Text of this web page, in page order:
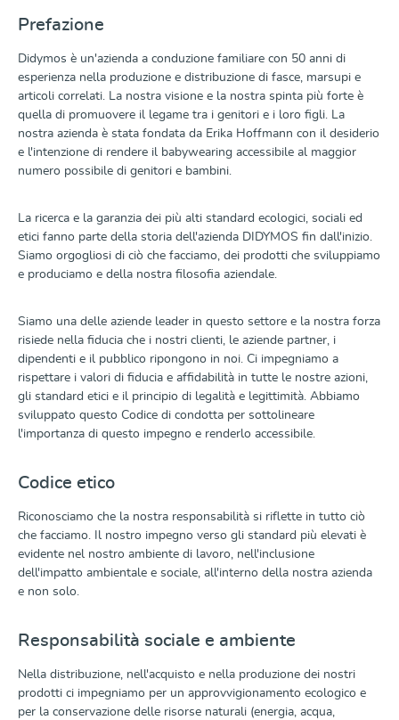
Prefazione
Didymos è un'azienda a conduzione familiare con 50 anni di
esperienza nella produzione e distribuzione di fasce, marsupi e
articoli correlati. La nostra visione e la nostra spinta più forte è
quella di promuovere il legame tra i genitori e i loro figli. La
nostra azienda è stata fondata da Erika Hoffmann con il desiderio
e l'intenzione di rendere il babywearing accessibile al maggior
numero possibile di genitori e bambini.
La ricerca e la garanzia dei più alti standard ecologici, sociali ed
etici fanno parte della storia dell'azienda DIDYMOS fin dall'inizio.
Siamo orgogliosi di ciò che facciamo, dei prodotti che sviluppiamo
e produciamo e della nostra filosofia aziendale.
Siamo una delle aziende leader in questo settore e la nostra forza
risiede nella fiducia che i nostri clienti, le aziende partner, i
dipendenti e il pubblico ripongono in noi. Ci impegniamo a
rispettare i valori di fiducia e affidabilità in tutte le nostre azioni,
gli standard etici e il principio di legalità e legittimità. Abbiamo
sviluppato questo Codice di condotta per sottolineare
l'importanza di questo impegno e renderlo accessibile.
Codice etico
Riconosciamo che la nostra responsabilità si riflette in tutto ciò
che facciamo. Il nostro impegno verso gli standard più elevati è
evidente nel nostro ambiente di lavoro, nell'inclusione
dell'impatto ambientale e sociale, all'interno della nostra azienda
e non solo.
Responsabilità sociale e ambiente
Nella distribuzione, nell'acquisto e nella produzione dei nostri
prodotti ci impegniamo per un approvvigionamento ecologico e
per la conservazione delle risorse naturali (energia, acqua,